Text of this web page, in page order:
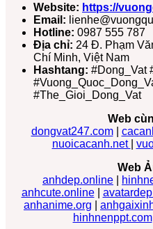
Website: https://
Email:
Hotline: 0987 555 787
Địa chỉ: 24 Đ. Phạm
Chí Minh, Việt Nam
Hashtang: #Dong_Vat
#The_Gioi_Dong_Vat
Web
dongvat247.com|
nuoicacanh.net
Web
anhdep.online
anhcute.online|
anhanime.org
hinhnenppt.com